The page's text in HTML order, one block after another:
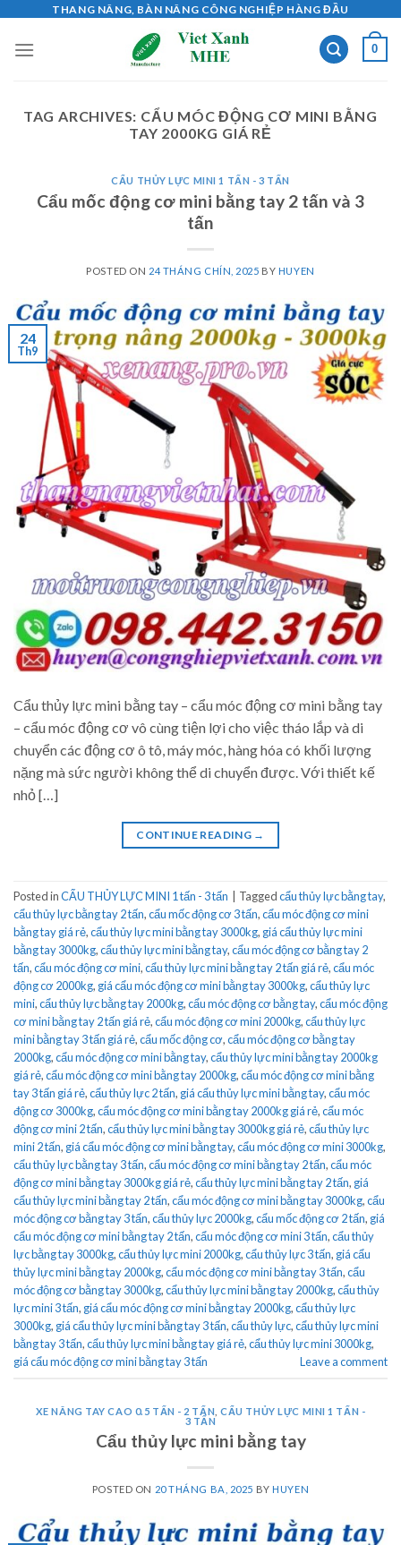
content
THANG NÂNG, BÀN NÂNG CÔNG NGHIỆP HÀNG ĐẦU
0
TAG ARCHIVES: CẨU MÓC ĐỘNG CƠ MINI BẰNG
TAY 2000KG GIÁ RẺ
CẨU THỦY LỰC MINI 1 TẤN - 3 TẤN
Cẩu mốc động cơ mini bằng tay 2 tấn và 3
tấn
POSTED ON 24 THÁNG CHÍN, 2025 BY HUYEN
24
Th9
Cẩu thủy lực mini bằng tay – cẩu móc động cơ mini bằng tay
– cẩu móc động cơ vô cùng tiện lợi cho việc tháo lắp và di
chuyển các động cơ ô tô, máy móc, hàng hóa có khối lượng
nặng mà sức người không thể di chuyển được. Với thiết kế
nhỏ […]
CONTINUE READING →
Posted inCẨU THỦY LỰC MINI 1 tấn - 3 tấn Taggedcẩu thủy lực bằng tay,
cẩu thủy lực bằng tay 2 tấn,cẩu mốc động cơ 3 tấn,cẩu móc động cơ mini
bằng tay giá rẻ,cẩu thủy lực mini bằng tay 3000kg, giá cẩu thủy lực mini
bằng tay 3000kg,cẩu thủy lực mini bằng tay,cẩu móc động cơ bằng tay 2
tấn,cẩu móc động cơ mini,cẩu thủy lực mini bằng tay 2 tấn giá rẻ,cẩu móc
động cơ 2000kg, giá cẩu móc động cơ mini bằng tay 3000kg,cẩu thủy lực
mini,cẩu thủy lực bằng tay 2000kg,cẩu móc động cơ bằng tay,cẩu móc động
cơ mini bằng tay 2 tấn giá rẻ,cẩu móc động cơ mini 2000kg,cẩu thủy lực
mini bằng tay 3 tấn giá rẻ,cẩu mốc động cơ,cẩu móc động cơ bằng tay
2000kg,cẩu móc động cơ mini bằng tay,cẩu thủy lực mini bằng tay 2000kg
giá rẻ,cẩu móc động cơ mini bằng tay 2000kg,cẩu móc động cơ mini bằng
tay 3 tấn giá rẻ,cẩu thủy lực 2 tấn, giá cẩu thủy lực mini bằng tay,cẩu móc
động cơ 3000kg,cẩu móc động cơ mini bằng tay 2000kg giá rẻ,cẩu móc
động cơ mini 2 tấn,cẩu thủy lực mini bằng tay 3000kg giá rẻ,cẩu thủy lực
mini 2 tấn, giá cẩu móc động cơ mini bằng tay,cẩu móc động cơ mini 3000kg,
cẩu thủy lực bằng tay 3 tấn,cẩu móc động cơ mini bằng tay 2 tấn,cẩu móc
động cơ mini bằng tay 3000kg giá rẻ,cẩu thủy lực mini bằng tay 2 tấn, giá
cẩu thủy lực mini bằng tay 2 tấn,cẩu móc động cơ mini bằng tay 3000kg,cẩu
móc động cơ bằng tay 3 tấn,cẩu thủy lực 2000kg,cẩu mốc động cơ 2 tấn, giá
cẩu móc động cơ mini bằng tay 2 tấn,cẩu móc động cơ mini 3 tấn,cẩu thủy
lực bằng tay 3000kg,cẩu thủy lực mini 2000kg,cẩu thủy lực 3 tấn, giá cẩu
thủy lực mini bằng tay 2000kg,cẩu móc động cơ mini bằng tay 3 tấn,cẩu
móc động cơ bằng tay 3000kg,cẩu thủy lực mini bằng tay 2000kg,cẩu thủy
lực mini 3 tấn, giá cẩu móc động cơ mini bằng tay 2000kg,cẩu thủy lực
3000kg, giá cẩu thủy lực mini bằng tay 3 tấn,cẩu thủy lực,cẩu thủy lực mini
bằng tay 3 tấn,cẩu thủy lực mini bằng tay giá rẻ,cẩu thủy lực mini 3000kg,
giá cẩu móc động cơ mini bằng tay 3 tấn
Leave a comment
XE NÂNG TAY CAO 0.5 TẤN - 2 TẤN ,CẨU THỦY LỰC MINI 1 TẤN -
3 TẤN
Cẩu thủy lực mini bằng tay
POSTED ON 20 THÁNG BA, 2025 BYHUYEN